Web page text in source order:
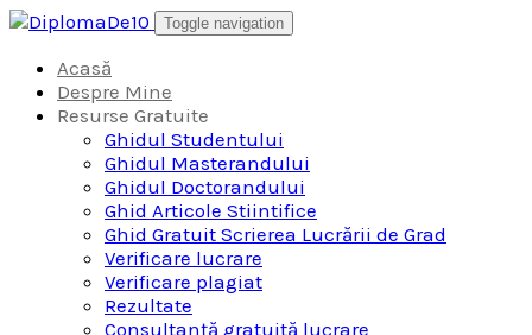
Skip
content
Toggle navigation
Acasă
Despre Mine
Resurse Gratuite
Ghidul Studentului
Ghidul Masterandului
Ghidul Doctorandului
Ghid Articole Stiintifice
Ghid Gratuit Scrierea Lucrării de Grad
Verificare lucrare
Verificare plagiat
Rezultate
Consultanță gratuită lucrare